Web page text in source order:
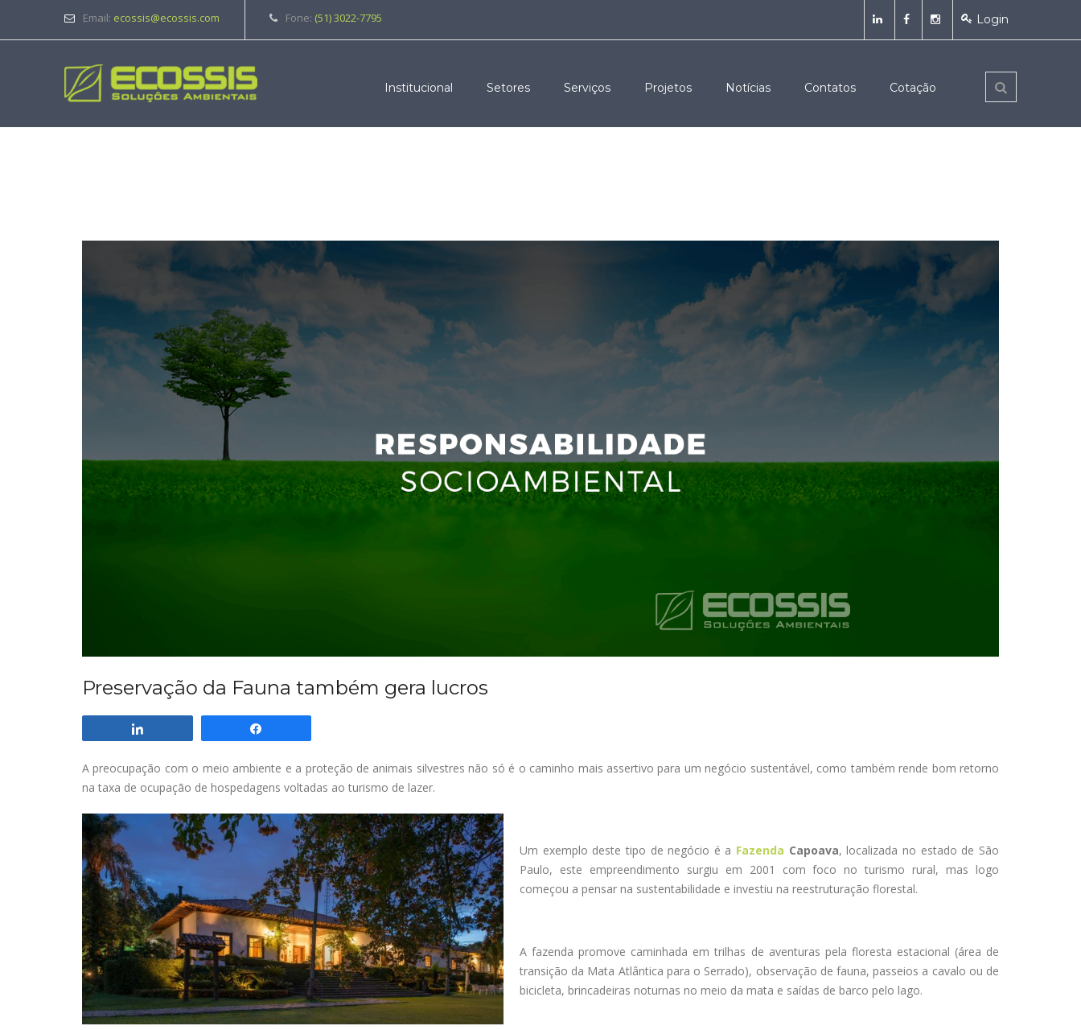
Email: ecossis@ecossis.com Fone: (51) 3022-7795 Login
Institucional Setores Serviços Projetos Notícias Contatos Cotação
Preservação da Fauna também gera lucros
A preocupação com o meio ambiente e a proteção de animais silvestres não só é o caminho mais assertivo para um negócio sustentável, como também rende bom retorno
na taxa de ocupação de hospedagens voltadas ao turismo de lazer.
Um exemplo deste tipo de negócio é a Fazenda Capoava, localizada no estado de São
Paulo, este empreendimento surgiu em 2001 com foco no turismo rural, mas logo
começou a pensar na sustentabilidade e investiu na reestruturação florestal.
A fazenda promove caminhada em trilhas de aventuras pela floresta estacional (área de
transição da Mata Atlântica para o Serrado), observação de fauna, passeios a cavalo ou de
bicicleta, brincadeiras noturnas no meio da mata e saídas de barco pelo lago.